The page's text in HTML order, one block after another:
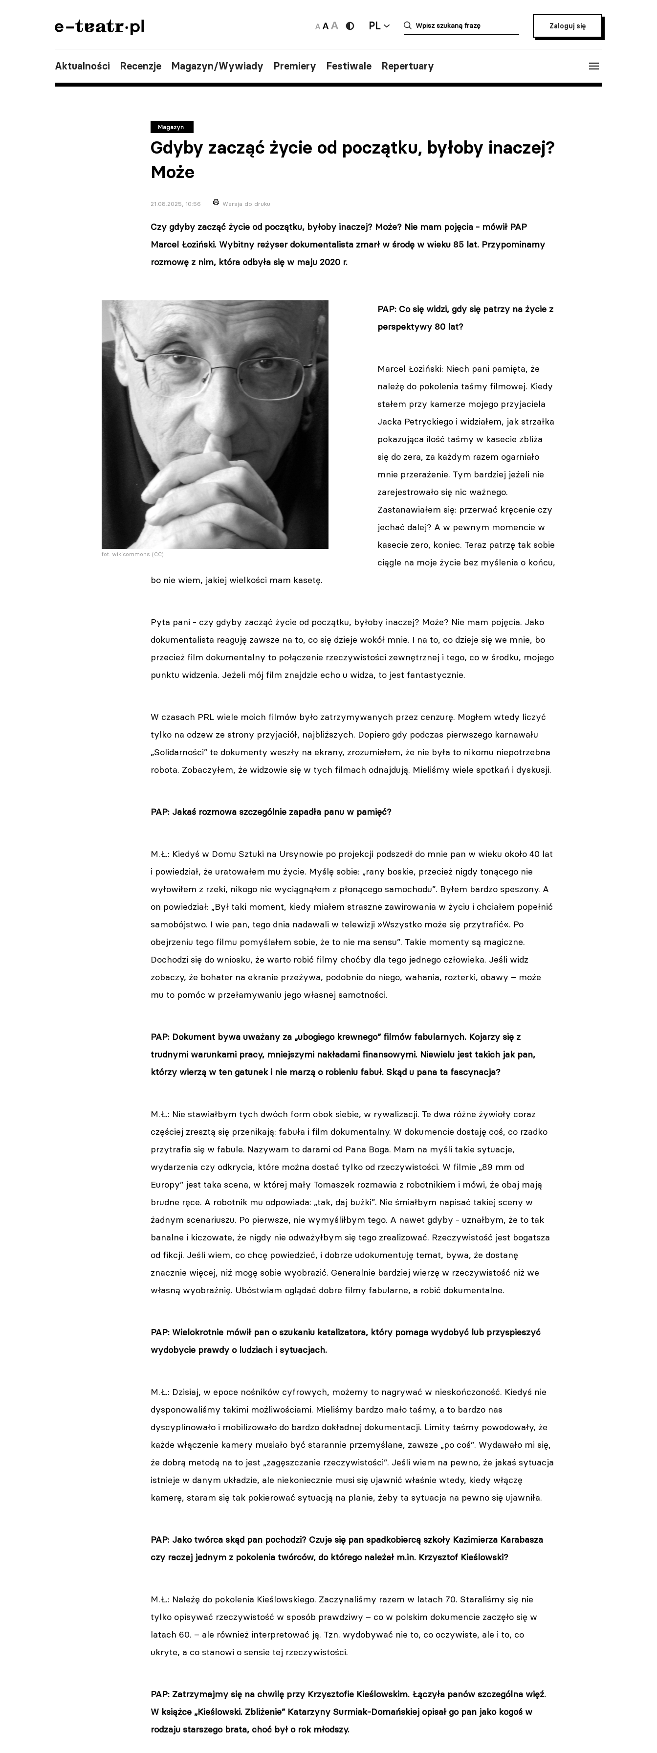
PL Zaloguj się
Aktualności Recenzje Magazyn/Wywiady Premiery Festiwale Repertuary
Magazyn
Gdyby zacząć życie od początku, byłoby inaczej?
Może
21.08.2025, 10:56 Wersja do druku
Czy gdyby zacząć życie od początku, byłoby inaczej? Może? Nie mam pojęcia - mówił PAP
Marcel Łoziński. Wybitny reżyser dokumentalista zmarł w środę w wieku 85 lat. Przypominamy
rozmowę z nim, która odbyła się w maju 2020 r.
fot. wikicommons (CC)
PAP: Co się widzi, gdy się patrzy na życie z
perspektywy 80 lat?
Marcel Łoziński: Niech pani pamięta, że
należę do pokolenia taśmy filmowej. Kiedy
stałem przy kamerze mojego przyjaciela
Jacka Petryckiego i widziałem, jak strzałka
pokazująca ilość taśmy w kasecie zbliża
się do zera, za każdym razem ogarniało
mnie przerażenie. Tym bardziej jeżeli nie
zarejestrowało się nic ważnego.
Zastanawiałem się: przerwać kręcenie czy
jechać dalej? A w pewnym momencie w
kasecie zero, koniec. Teraz patrzę tak sobie
ciągle na moje życie bez myślenia o końcu,
bo nie wiem, jakiej wielkości mam kasetę.
Pyta pani - czy gdyby zacząć życie od początku, byłoby inaczej? Może? Nie mam pojęcia. Jako
dokumentalista reaguję zawsze na to, co się dzieje wokół mnie. I na to, co dzieje się we mnie, bo
przecież film dokumentalny to połączenie rzeczywistości zewnętrznej i tego, co w środku, mojego
punktu widzenia. Jeżeli mój film znajdzie echo u widza, to jest fantastycznie.
W czasach PRL wiele moich filmów było zatrzymywanych przez cenzurę. Mogłem wtedy liczyć
tylko na odzew ze strony przyjaciół, najbliższych. Dopiero gdy podczas pierwszego karnawału
„Solidarności” te dokumenty weszły na ekrany, zrozumiałem, że nie była to nikomu niepotrzebna
robota. Zobaczyłem, że widzowie się w tych filmach odnajdują. Mieliśmy wiele spotkań i dyskusji.
PAP: Jakaś rozmowa szczególnie zapadła panu w pamięć?
M.Ł.: Kiedyś w Domu Sztuki na Ursynowie po projekcji podszedł do mnie pan w wieku około 40 lat
i powiedział, że uratowałem mu życie. Myślę sobie: „rany boskie, przecież nigdy tonącego nie
wyłowiłem z rzeki, nikogo nie wyciągnąłem z płonącego samochodu”. Byłem bardzo speszony. A
on powiedział: „Był taki moment, kiedy miałem straszne zawirowania w życiu i chciałem popełnić
samobójstwo. I wie pan, tego dnia nadawali w telewizji »Wszystko może się przytrafić«. Po
obejrzeniu tego filmu pomyślałem sobie, że to nie ma sensu”. Takie momenty są magiczne.
Dochodzi się do wniosku, że warto robić filmy choćby dla tego jednego człowieka. Jeśli widz
zobaczy, że bohater na ekranie przeżywa, podobnie do niego, wahania, rozterki, obawy – może
mu to pomóc w przełamywaniu jego własnej samotności.
PAP: Dokument bywa uważany za „ubogiego krewnego” filmów fabularnych. Kojarzy się z
trudnymi warunkami pracy, mniejszymi nakładami finansowymi. Niewielu jest takich jak pan,
którzy wierzą w ten gatunek i nie marzą o robieniu fabuł. Skąd u pana ta fascynacja?
M.Ł.: Nie stawiałbym tych dwóch form obok siebie, w rywalizacji. Te dwa różne żywioły coraz
częściej zresztą się przenikają: fabuła i film dokumentalny. W dokumencie dostaję coś, co rzadko
przytrafia się w fabule. Nazywam to darami od Pana Boga. Mam na myśli takie sytuacje,
wydarzenia czy odkrycia, które można dostać tylko od rzeczywistości. W filmie „89 mm od
Europy” jest taka scena, w której mały Tomaszek rozmawia z robotnikiem i mówi, że obaj mają
brudne ręce. A robotnik mu odpowiada: „tak, daj buźki”. Nie śmiałbym napisać takiej sceny w
żadnym scenariuszu. Po pierwsze, nie wymyśliłbym tego. A nawet gdyby - uznałbym, że to tak
banalne i kiczowate, że nigdy nie odważyłbym się tego zrealizować. Rzeczywistość jest bogatsza
od fikcji. Jeśli wiem, co chcę powiedzieć, i dobrze udokumentuję temat, bywa, że dostanę
znacznie więcej, niż mogę sobie wyobrazić. Generalnie bardziej wierzę w rzeczywistość niż we
własną wyobraźnię. Ubóstwiam oglądać dobre filmy fabularne, a robić dokumentalne.
PAP: Wielokrotnie mówił pan o szukaniu katalizatora, który pomaga wydobyć lub przyspieszyć
wydobycie prawdy o ludziach i sytuacjach.
M.Ł.: Dzisiaj, w epoce nośników cyfrowych, możemy to nagrywać w nieskończoność. Kiedyś nie
dysponowaliśmy takimi możliwościami. Mieliśmy bardzo mało taśmy, a to bardzo nas
dyscyplinowało i mobilizowało do bardzo dokładnej dokumentacji. Limity taśmy powodowały, że
każde włączenie kamery musiało być starannie przemyślane, zawsze „po coś”. Wydawało mi się,
że dobrą metodą na to jest „zagęszczanie rzeczywistości”. Jeśli wiem na pewno, że jakaś sytuacja
istnieje w danym układzie, ale niekoniecznie musi się ujawnić właśnie wtedy, kiedy włączę
kamerę, staram się tak pokierować sytuacją na planie, żeby ta sytuacja na pewno się ujawniła.
PAP: Jako twórca skąd pan pochodzi? Czuje się pan spadkobiercą szkoły Kazimierza Karabasza
czy raczej jednym z pokolenia twórców, do którego należał m.in. Krzysztof Kieślowski?
M.Ł.: Należę do pokolenia Kieślowskiego. Zaczynaliśmy razem w latach 70. Staraliśmy się nie
tylko opisywać rzeczywistość w sposób prawdziwy – co w polskim dokumencie zaczęło się w
latach 60. – ale również interpretować ją. Tzn. wydobywać nie to, co oczywiste, ale i to, co
ukryte, a co stanowi o sensie tej rzeczywistości.
PAP: Zatrzymajmy się na chwilę przy Krzysztofie Kieślowskim. Łączyła panów szczególna więź.
W książce „Kieślowski. Zbliżenie” Katarzyny Surmiak-Domańskiej opisał go pan jako kogoś w
rodzaju starszego brata, choć był o rok młodszy.